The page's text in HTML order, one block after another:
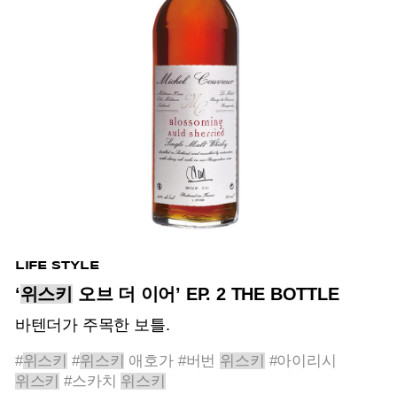
LIFE STYLE
‘위스키 오브 더 이어’ EP. 2 THE BOTTLE
바텐더가 주목한 보틀.
#위스키 #위스키 애호가 #버번 위스키
#아이리시
위스키
#스카치 위스키